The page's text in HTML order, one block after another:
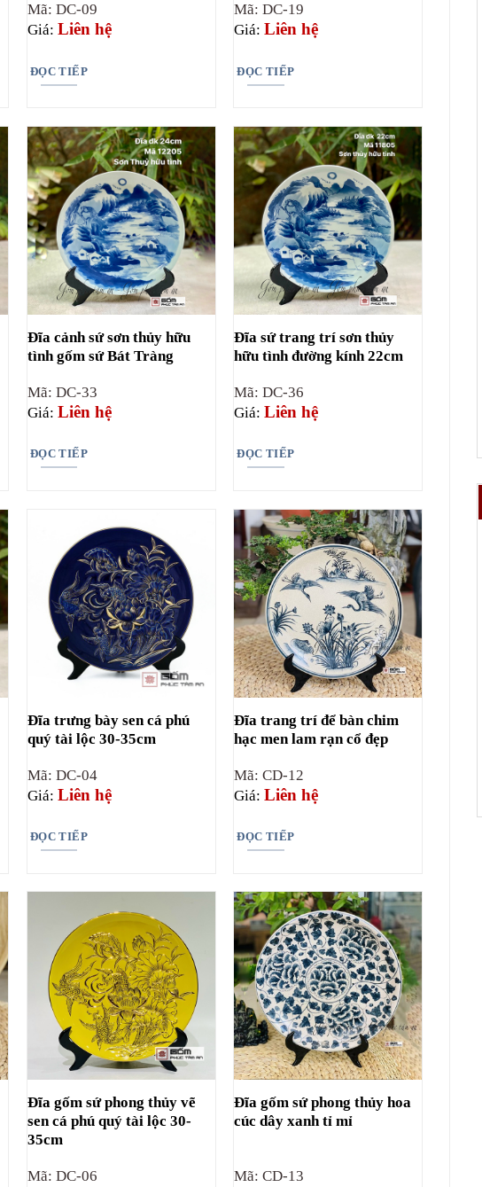
Mã: DC-09
Giá: Liên hệ
ĐỌC TIẾP
Mã: DC-19
Giá:Liên hệ
ĐỌC TIẾP
Đĩa cảnh sứ sơn thủy hữu
tình gốm sứ Bát Tràng
Mã: DC-33
Giá: Liên hệ
ĐỌC TIẾP
Đĩa sứ trang trí sơn thủy
hữu tình đường kính 22cm
Mã: DC-36
Giá:Liên hệ
ĐỌC TIẾP
Đĩa trưng bày sen cá phú
quý tài lộc 30-35cm
Mã: DC-04
Giá: Liên hệ
ĐỌC TIẾP
Đĩa trang trí để bàn chim
hạc men lam rạn cổ đẹp
Mã: CD-12
Giá:Liên hệ
ĐỌC TIẾP
Đĩa gốm sứ phong thủy vẽ
sen cá phú quý tài lộc 30-
35cm
Mã: DC-06
Đĩa gốm sứ phong thủy hoa
cúc dây xanh tỉ mỉ
Mã: CD-13